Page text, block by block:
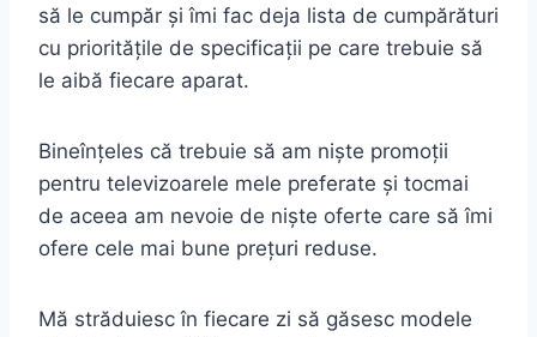
să le cumpăr și îmi fac deja lista de cumpărături
cu prioritățile de specificații pe care trebuie să
le aibă fiecare aparat.
Bineînțeles că trebuie să am niște promoții
pentru televizoarele mele preferate și tocmai
de aceea am nevoie de niște oferte care să îmi
ofere cele mai bune prețuri reduse.
Mă străduiesc în fiecare zi să găsesc modele